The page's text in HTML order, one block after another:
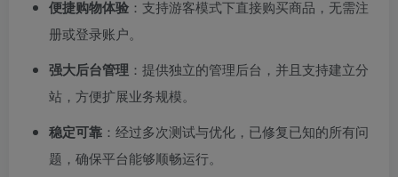
便捷购物体验 ：支持游客模式下直接购买商品，无需注
册或登录账户。
强大后台管理 ：提供独立的管理后台，并且支持建立分
站，方便扩展业务规模。
稳定可靠 ：经过多次测试与优化，已修复已知的所有问
题，确保平台能够顺畅运行。